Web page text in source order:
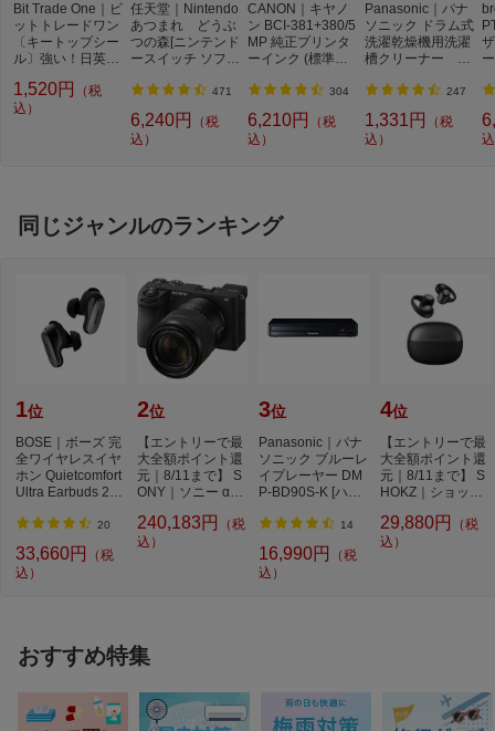
Bit Trade One｜ビ
ットトレードワン
〔キートップシー
ル〕強い！日英対
プシールセット ブ
ルー DYKTSBL
1,520円
（税
込）
任天堂｜Nintendo
あつまれ どうぶ
つの森[ニンテンド
ースイッチ ソフ
471
6,240円
（税
込）
CANON｜キヤノ
ン BCI-381+380/5
MP 純正プリンタ
ーインク (標準容
3813805MP] 304
6,210円
（税
込）
Panasonic｜パナ
ソニック ドラム式
洗濯乾燥機用洗濯
槽クリーナー N-
機 洗浄 洗剤 750m
247
1,331円
（税
込）
T
同じジャンルのランキング
1位
BOSE｜ボーズ 完
全ワイヤレスイヤ
ホン Quietcomfort
Ultra Earbuds 2nd
U...
20
33,660円
（税
込）
2位
【エントリーで最
大全額ポイント還
元｜8/11まで】 S
ONY｜ソニー α67
240,183円
（税
込）
3位
Panasonic｜パナ
ソニック ブルーレ
イプレーヤー DM
P-BD90S-K [ハイ
用...
14
16,990円
（税
込）
4位
【エントリーで最
大全額ポイント還
元｜8/11まで】 S
HOKZ｜ショック
ス...
29,880円
（税
込）
おすすめ特集